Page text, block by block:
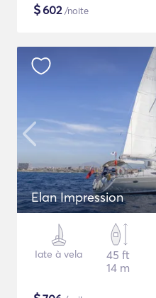
$602/noite
Elan Impression
Iate à vela
45 ft
14 m